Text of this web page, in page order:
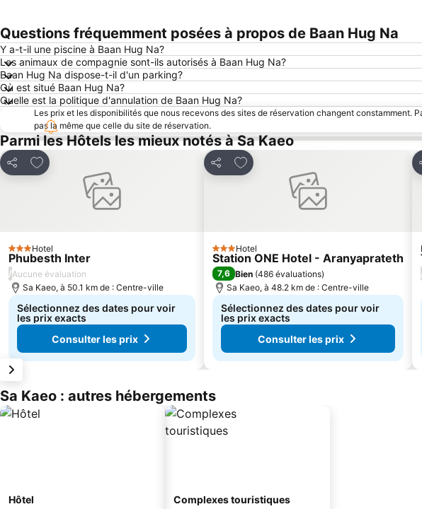
Questions fréquemment posées à propos de Baan Hug Na
Y a-t-il une piscine à Baan Hug Na?
Les animaux de compagnie sont-ils autorisés à Baan Hug Na?
Baan Hug Na dispose-t-il d'un parking?
Où est situé Baan Hug Na?
Quelle est la politique d'annulation de Baan Hug Na?
Les prix et les disponibilités que nous recevons des sites de réservation changent constamment.
pas la même que celle du site de réservation.
Parmi les Hôtels les mieux notés à Sa Kaeo
Partager
Ajouter à mes favoris
3 Étoiles
Hotel
Phubesth Inter
/Aucune évaluation
Sa Kaeo, à 50.1 km de : Centre-ville
Sélectionnez des dates pour voir
les prix exacts
Consulter les prix
Partager
Ajouter à mes favoris
3 Étoiles
Hotel
Station ONE Hotel - Aranyaprateth
7,6 Bien (486 évaluations)
Sa Kaeo, à 48.2 km de : Centre-ville
Sélectionnez des dates pour voir
les prix exacts
Consulter les prix
Sa Kaeo : autres hébergements
Hôtel Complexes touristiques